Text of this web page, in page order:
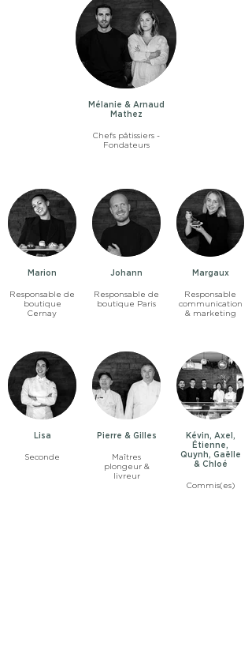
Mélanie & Arnaud
Mathez
Chefs pâtissiers -
Fondateurs
Marion
Responsable de
boutique
Cernay
Johann
Responsable de
boutique Paris
Margaux
Responsable
communication
& marketing
Lisa
Seconde
Pierre & Gilles
Maîtres
plongeur &
livreur
Kévin, Axel,
Étienne,
Quynh, Gaëlle
& Chloé
Commis(es)